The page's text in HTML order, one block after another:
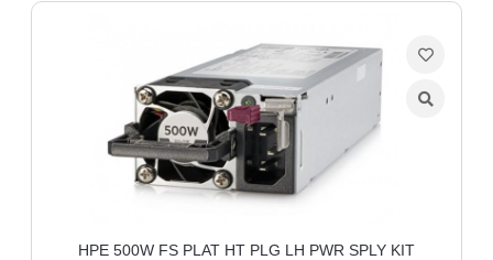
HPE 500W FS PLAT HT PLG LH PWR SPLY KIT